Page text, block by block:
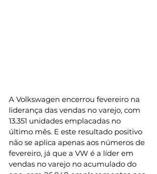
A Volkswagen encerrou fevereiro na
liderança das vendas no varejo, com
13.351 unidades emplacadas no
último mês. E este resultado positivo
não se aplica apenas aos números de
fevereiro, já que a VW é a líder em
vendas no varejo no acumulado do